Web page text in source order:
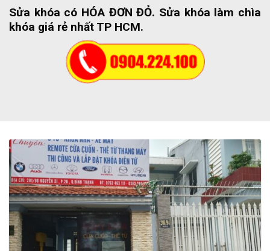
Sửa khóa có HÓA ĐƠN ĐỎ. Sửa khóa làm chìa
khóa giá rẻ nhất TP HCM.